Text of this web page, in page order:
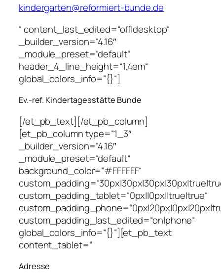
kindergarten@reformiert-bunde.de
“ content_last_edited=“off|desktop“
_builder_version=“4.16″
_module_preset=“default“
header_4_line_height=“1.4em“
global_colors_info=“{}“]
Ev.-ref. Kindertagesstätte Bunde
[/et_pb_text][/et_pb_column]
[et_pb_column type=“1_3″
_builder_version=“4.16″
_module_preset=“default“
background_color=“#FFFFFF“
custom_padding_tablet=“0px||0px||true|true“
custom_padding_last_edited=“on|phone“
global_colors_info=“{}“][et_pb_text
content_tablet=“
Adresse